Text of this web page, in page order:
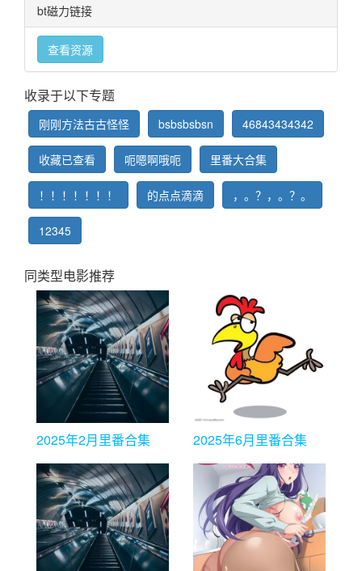
bt磁力链接
查看资源
收录于以下专题
刚刚方法古古怪怪 bsbsbsbsn 46843434342
收藏已查看 呃嗯啊哦呃 里番大合集
！！！！！！！ 的点点滴滴 ，。？，。？。
12345
同类型电影推荐
2025年2月里番合集 2025年6月里番合集